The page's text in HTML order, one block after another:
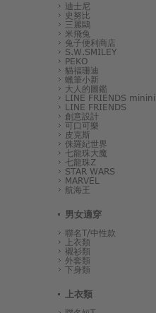
迪士尼
史努比
三麗鷗
米飛兔
兔子便利商店
S.W.SMILEY
PEKO
貓福珊迪
蠟筆小新
大人的圖鑑
LINE FRIENDS minini
LINE FRIENDS
創意設計
可口可樂
皮克斯
侏羅紀世界
七龍珠大魔
七龍珠Z
STAR WARS
MARVEL
航海王
男女適穿
聯名T/中性款
上衣類
襯衫類
外套類
下身類
上衣類